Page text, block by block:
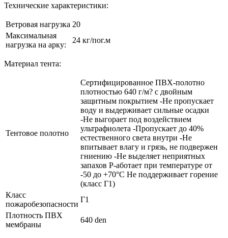
Технические характеристики:
Ветровая нагрузка 20
Максимальная
нагрузка на арку:
24 кг/пог.м
Материал тента:
Тентовое полотно
Сертифицированное ПВХ-полотно
плотностью 640 г/м? с двойным
защитным покрытием -Не пропускает
воду и выдерживает сильные осадки
-Не выгорает под воздействием
ультрафиолета -Пропускает до 40%
естественного света внутри -Не
впитывает влагу и грязь, не подвержен
гниению -Не выделяет неприятных
запахов Р-аботает при температуре от
-50 до +70°C Не поддерживает горение
(класс Г1)
Класс
пожаробезопасности
Г1
Плотность ПВХ
мембраны
640 den